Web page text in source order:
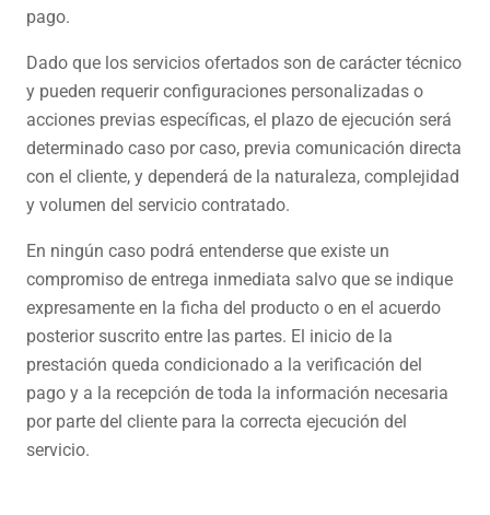
pago.
Dado que los servicios ofertados son de carácter técnico
y pueden requerir configuraciones personalizadas o
acciones previas específicas, el plazo de ejecución será
determinado caso por caso, previa comunicación directa
con el cliente, y dependerá de la naturaleza, complejidad
y volumen del servicio contratado.
En ningún caso podrá entenderse que existe un
compromiso de entrega inmediata salvo que se indique
expresamente en la ficha del producto o en el acuerdo
posterior suscrito entre las partes. El inicio de la
prestación queda condicionado a la verificación del
pago y a la recepción de toda la información necesaria
por parte del cliente para la correcta ejecución del
servicio.